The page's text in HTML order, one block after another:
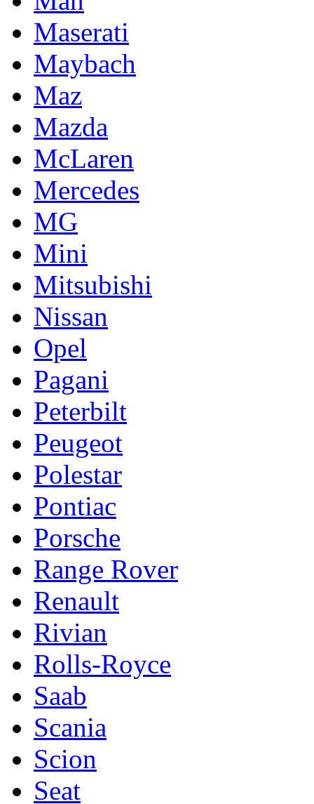
Maserati
Maybach
Maz
Mazda
McLaren
Mercedes
MG
Mini
Mitsubishi
Nissan
Opel
Pagani
Peterbilt
Peugeot
Polestar
Pontiac
Porsche
Range Rover
Renault
Rivian
Rolls-Royce
Saab
Scania
Scion
Seat